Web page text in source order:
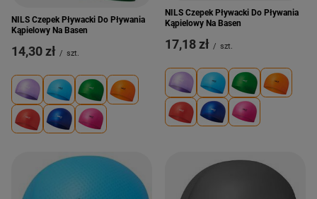
NILS Czepek Pływacki Do Pływania
Kąpielowy Na Basen
14,30 zł / szt.
NILS Czepek Pływacki Do Pływania
Kąpielowy Na Basen
17,18 zł / szt.